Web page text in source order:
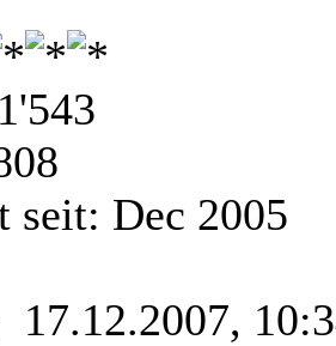
seit: Dec 2005
17.12.2007,